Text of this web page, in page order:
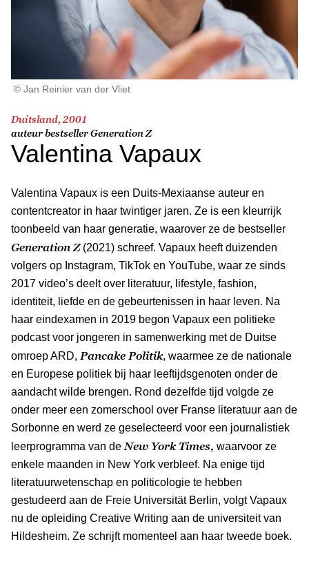
© Jan Reinier van der Vliet
Duitsland, 2001
auteur bestsellerGeneration Z
Valentina Vapaux
Valentina Vapaux is een Duits-Mexiaanse auteur en
contentcreator in haar twintiger jaren. Ze is een kleurrijk
toonbeeld van haar generatie, waarover ze de bestseller
Generation Z(2021) schreef. Vapaux heeft duizenden
volgers op Instagram, TikTok en YouTube, waar ze sinds
2017 video’s deelt over literatuur, lifestyle, fashion,
identiteit, liefde en de gebeurtenissen in haar leven. Na
haar eindexamen in 2019 begon Vapaux een politieke
podcast voor jongeren in samenwerking met de Duitse
omroep ARD, Pancake Politik, waarmee ze de nationale
en Europese politiek bij haar leeftijdsgenoten onder de
aandacht wilde brengen. Rond dezelfde tijd volgde ze
onder meer een zomerschool over Franse literatuur aan de
Sorbonne en werd ze geselecteerd voor een journalistiek
leerprogramma van de New York Times, waarvoor ze
enkele maanden in New York verbleef. Na enige tijd
literatuurwetenschap en politicologie te hebben
gestudeerd aan de Freie Universität Berlin, volgt Vapaux
nu de opleiding Creative Writing aan de universiteit van
Hildesheim. Ze schrijft momenteel aan haar tweede boek.